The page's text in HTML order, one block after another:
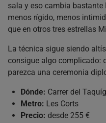
sala y eso cambia bastante
menos rígido, menos
que en otros tres estrellas
La técnica sigue siendo
consigue algo complicado:
parezca una ceremonia
Dónde: Carrer del
Metro: Les Corts
Precio: desde 255 €